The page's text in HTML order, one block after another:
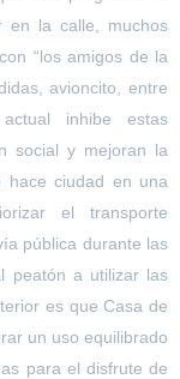
en la calle, muchos
“los amigos de la
avioncito, entre
inhibe estas
social y mejoran la
hace ciudad en una
el transporte
pública durante las
peatón a utilizar las
es que Casa de
un uso equilibrado
para el disfrute de